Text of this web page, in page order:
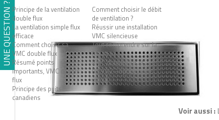
Principe de la ventilation
double flux
La ventilation simple flux
efficace
Comment choisir sa
VMC double flux
Résumé points
importants, VMC double
flux
Principe des puits
canadiens
Comment choisir le débit
de ventilation ?
Réussir une installation
VMC silencieuse
Tout comprendre sur la
filtration
VMC double flux et
RT2012 - optimiser le
calcul
Voir aussi :
UNE QUESTION ?